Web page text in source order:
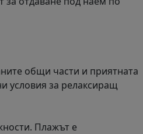
общи части и приятната
условия за релаксиращ
Плажът е